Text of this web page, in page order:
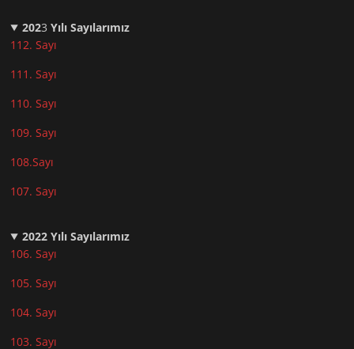
2023Yılı Sayılarımız
112. Sayı
111. Sayı
110. Sayı
109. Sayı
108.Sayı
107. Sayı
2022 Yılı Sayılarımız
106. Sayı
105. Sayı
104. Sayı
103. Sayı